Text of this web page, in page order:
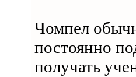
Чомпел
постоянно
получать